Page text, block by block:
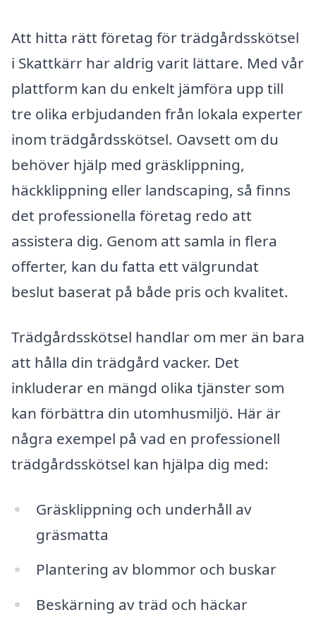
Att hitta rätt företag för trädgårdsskötsel
i Skattkärr har aldrig varit lättare. Med vår
plattform kan du enkelt jämföra upp till
tre olika erbjudanden från lokala experter
inom trädgårdsskötsel. Oavsett om du
behöver hjälp med gräsklippning,
häckklippning eller landscaping, så finns
det professionella företag redo att
assistera dig. Genom att samla in flera
offerter, kan du fatta ett välgrundat
beslut baserat på både pris och kvalitet.
Trädgårdsskötsel handlar om mer än bara
att hålla din trädgård vacker. Det
inkluderar en mängd olika tjänster som
kan förbättra din utomhusmiljö. Här är
några exempel på vad en professionell
trädgårdsskötsel kan hjälpa dig med:
Gräsklippning och underhåll av
gräsmatta
Plantering av blommor och buskar
Beskärning av träd och häckar